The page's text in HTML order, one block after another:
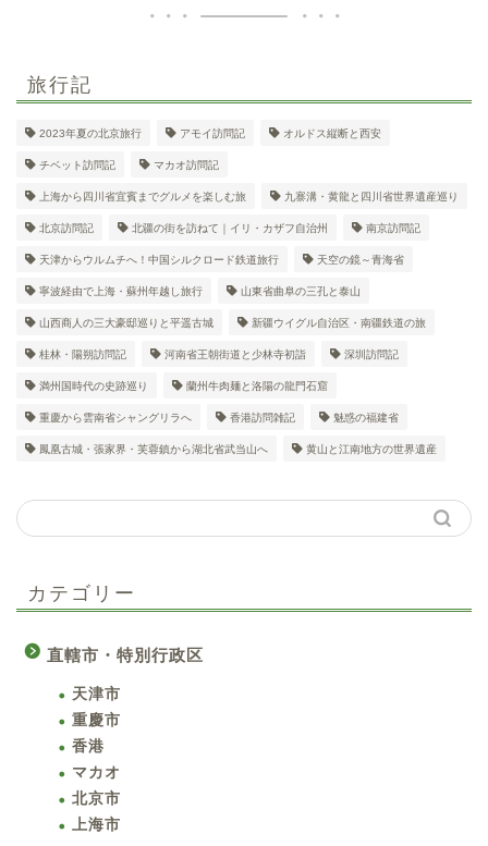
旅行記
2023年夏の北京旅行 アモイ訪問記 オルドス縦断と西安
チベット訪問記 マカオ訪問記
上海から四川省宜賓までグルメを楽しむ旅 九寨溝・黄龍と四川省世界遺産巡り
北京訪問記 北疆の街を訪ねて｜イリ・カザフ自治州 南京訪問記
天津からウルムチへ！中国シルクロード鉄道旅行 天空の鏡～青海省
寧波経由で上海・蘇州年越し旅行 山東省曲阜の三孔と泰山
山西商人の三大豪邸巡りと平遥古城 新疆ウイグル自治区・南疆鉄道の旅
桂林・陽朔訪問記 河南省王朝街道と少林寺初詣 深圳訪問記
満州国時代の史跡巡り 蘭州牛肉麺と洛陽の龍門石窟
重慶から雲南省シャングリラへ 香港訪問雑記 魅惑の福建省
鳳凰古城・張家界・芙蓉鎮から湖北省武当山へ 黄山と江南地方の世界遺産
カテゴリー
直轄市・特別行政区
天津市
重慶市
香港
マカオ
北京市
上海市